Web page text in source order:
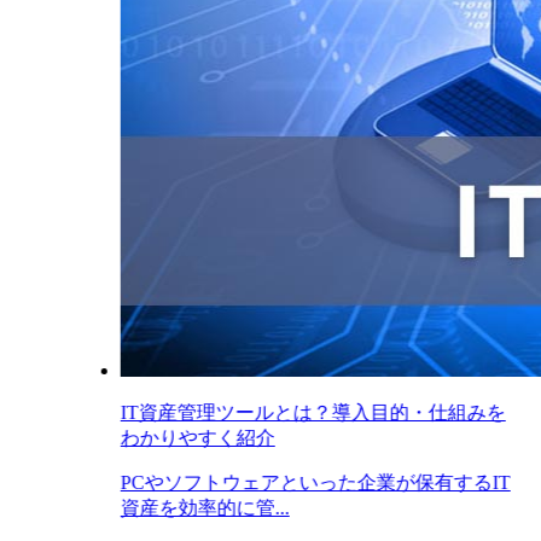
IT資産管理ツールとは？導入目的・仕組みを
わかりやすく紹介
PCやソフトウェアといった企業が保有するIT
資産を効率的に管...